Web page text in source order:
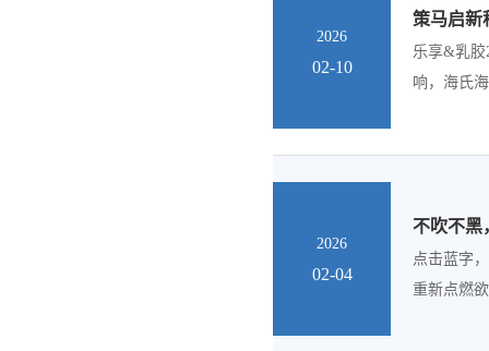
2026
02-10
策马启新
乐享&乳胶
响，海氏
2026
02-04
不吹不黑
点击蓝字
重新点燃